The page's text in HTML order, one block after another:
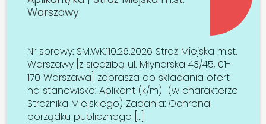
Warszawy
Nr sprawy: SM.WK.110.26.2026 Straż Miejska m.st.
Warszawy [z siedzibą ul. Młynarska 43/45, 01-
170 Warszawa] zaprasza do składania ofert
na stanowisko: Aplikant (k/m) (w charakterze
Strażnika Miejskiego) Zadania: Ochrona
porządku publicznego […]